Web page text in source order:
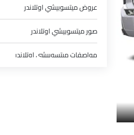
عروض ميتسوبيشي اوتلاندر
صور ميتسوبيشي اوتلاندر
مواصفات ميتسوبيشي اوتلاندر